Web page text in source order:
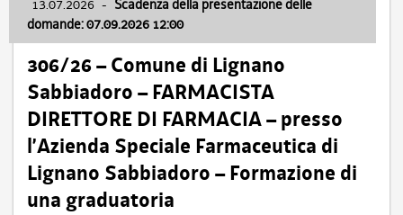
13.07.2026 - Scadenza della presentazione delle
domande: 07.09.2026 12:00
306/26 – Comune di Lignano
Sabbiadoro – FARMACISTA
DIRETTORE DI FARMACIA – presso
l’Azienda Speciale Farmaceutica di
Lignano Sabbiadoro – Formazione di
una graduatoria